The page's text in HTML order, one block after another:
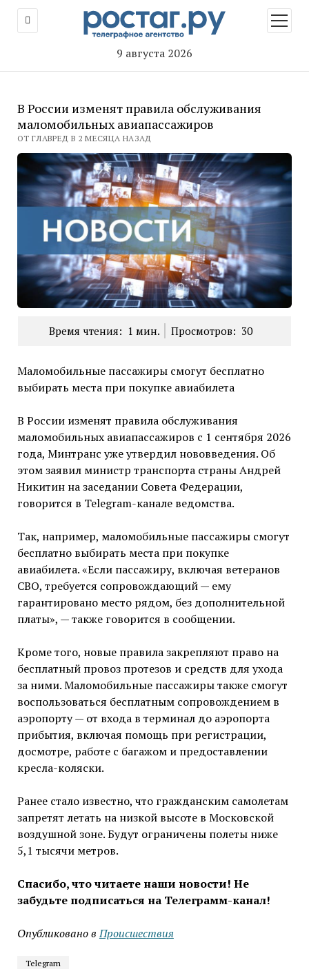
9 августа 2026
меню
В России изменят правила обслуживания
маломобильных авиапассажиров
ОТ ГЛАВРЕД В 2 МЕСЯЦА НАЗАД
Время чтения: 1 мин. Просмотров: 30
Маломобильные пассажиры смогут бесплатно
выбирать места при покупке авиабилета
В России изменят правила обслуживания
маломобильных авиапассажиров с 1 сентября 2026
года, Минтранс уже утвердил нововведения. Об
этом заявил министр транспорта страны Андрей
Никитин на заседании Совета Федерации,
говорится в Telegram-канале ведомства.
Так, например, маломобильные пассажиры смогут
бесплатно выбирать места при покупке
авиабилета. «Если пассажиру, включая ветеранов
СВО, требуется сопровождающий — ему
гарантировано место рядом, без дополнительной
платы», — также говорится в сообщении.
Кроме того, новые правила закрепляют право на
бесплатный провоз протезов и средств для ухода
за ними. Маломобильные пассажиры также смогут
воспользоваться бесплатным сопровождением в
аэропорту — от входа в терминал до аэропорта
прибытия, включая помощь при регистрации,
досмотре, работе с багажом и предоставлении
кресла-коляски.
Ранее стало известно, что гражданским самолетам
запретят летать на низкой высоте в Московской
воздушной зоне. Будут ограничены полеты ниже
5,1 тысячи метров.
Спасибо, что читаете наши новости! Не
забудьте подписаться на Телеграмм-канал!
Опубликовано в Проиcшествия
Telegram